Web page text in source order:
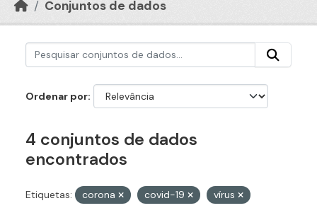
Conjuntos de dados
Ordenar por
4 conjuntos de dados
encontrados
Etiquetas: corona covid-19
vírus